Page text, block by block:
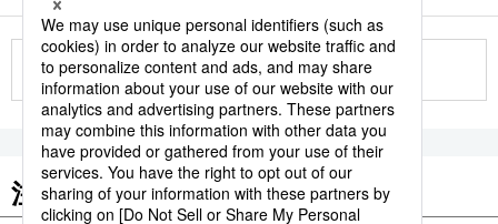
もっと見る
注目のキーワード